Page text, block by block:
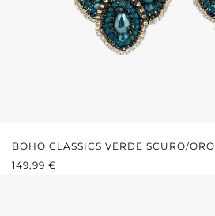
BOHO CLASSICS VERDE SCURO/ORO
PREZZO NORMALE:
149,99 €